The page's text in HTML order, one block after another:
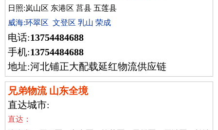
日照:岚山区 东港区 莒县 五莲县
威海:环翠区 文登区 乳山 荣成
电话:13754484688
手机:13754484688
地址:河北铺正大配载延红物流供应链
兄弟物流 山东全境
直达城市:
直达：